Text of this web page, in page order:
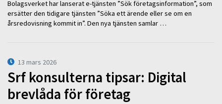
Bolagsverket har lanserat e-tjänsten ”Sök företagsinformation”, som
ersätter den tidigare tjänsten ”Söka ett ärende eller se om en
årsredovisning kommit in”. Den nya tjänsten samlar …
13 mars 2026
Srf konsulterna tipsar: Digital
brevlåda för företag